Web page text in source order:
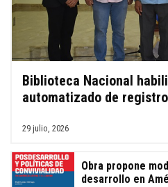
Biblioteca Nacional
automatizado de registro
29 julio, 2026
Obra propone
desarrollo en